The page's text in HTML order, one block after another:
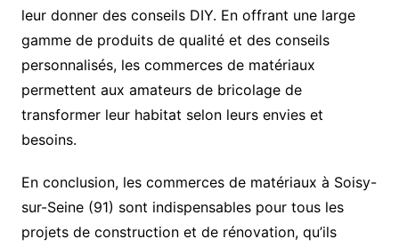
leur donner des conseils DIY. En offrant une large
gamme de produits de qualité et des conseils
personnalisés, les commerces de matériaux
permettent aux amateurs de bricolage de
transformer leur habitat selon leurs envies et
besoins.
En conclusion, les commerces de matériaux à Soisy-
sur-Seine (91) sont indispensables pour tous les
projets de construction et de rénovation, qu’ils